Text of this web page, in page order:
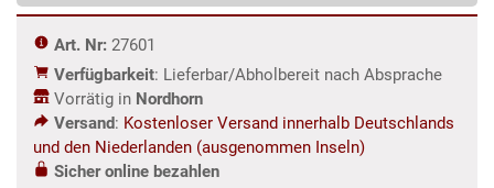
Art. Nr: 27601
Verfügbarkeit: Lieferbar/Abholbereit nach Absprache
Vorrätig in Nordhorn
Versand: Kostenloser Versand innerhalb Deutschlands
und den Niederlanden (ausgenommen Inseln)
Sicher online bezahlen